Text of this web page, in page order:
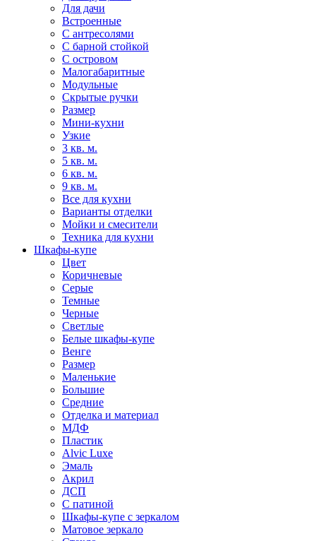
Для дачи
Встроенные
С антресолями
С барной стойкой
С островом
Малогабаритные
Модульные
Скрытые ручки
Размер
Мини-кухни
Узкие
3 кв. м.
5 кв. м.
6 кв. м.
9 кв. м.
Все для кухни
Варианты отделки
Мойки и смесители
Техника для кухни
Шкафы-купе
Цвет
Коричневые
Серые
Темные
Черные
Светлые
Белые шкафы-купе
Венге
Размер
Маленькие
Большие
Средние
Отделка и материал
МДФ
Пластик
Alvic Luxe
Эмаль
Акрил
ДСП
С патиной
Шкафы-купе с зеркалом
Матовое зеркало